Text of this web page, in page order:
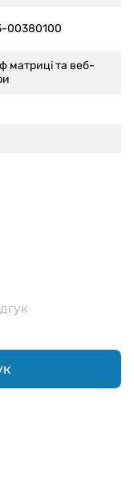
00380100
матриці та веб-